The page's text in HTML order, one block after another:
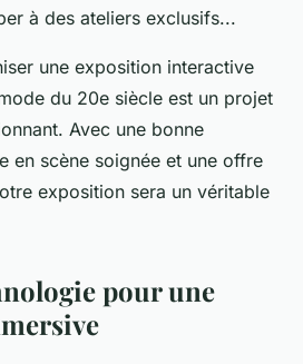
à des ateliers exclusifs...
une exposition interactive
du 20e siècle est un projet
Avec une bonne
en scène soignée et une offre
exposition sera un véritable
pour une